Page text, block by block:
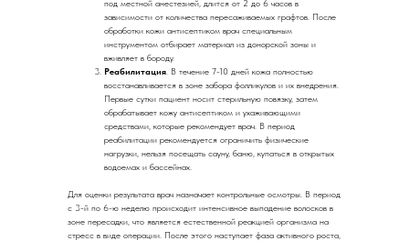
под местной анестезией, длится от 2 до 6 часов в
зависимости от количества пересаживаемых графтов. После
обработки кожи антисептиком врач специальным
инструментом отбирает материал из донорской зоны и
вживляет в бороду.
Реабилитация . В течение 7-10 дней кожа полностью
восстанавливается в зоне забора фолликулов и их внедрения.
Первые сутки пациент носит стерильную повязку, затем
обрабатывает кожу антисептиком и ухаживающими
средствами, которые рекомендует врач. В период
реабилитации рекомендуется ограничить физические
нагрузки, нельзя посещать сауну, баню, купаться в открытых
водоемах и бассейнах.
Для оценки результата врач назначает контрольные осмотры. В период
с 3-й по 6-ю неделю происходит интенсивное выпадение волосков в
зоне пересадки, что является естественной реакцией организма на
стресс в виде операции. После этого наступает фаза активного роста,